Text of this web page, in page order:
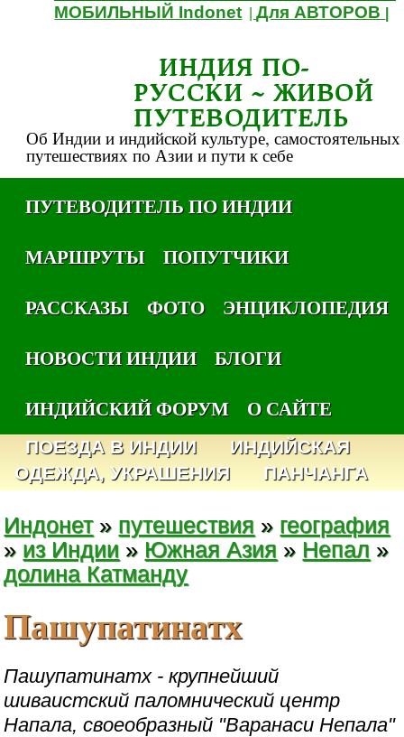
МОБИЛЬНЫЙ Indonet |Для АВТОРОВ
ИНДИЯ ПО-
РУССКИ ~ ЖИВОЙ
ПУТЕВОДИТЕЛЬ
Об Индии и индийской культуре, самостоятельных
путешествиях по Азии и пути к себе
ПУТЕВОДИТЕЛЬ ПО ИНДИИ
МАРШРУТЫ
ПОПУТЧИКИ
РАССКАЗЫ
ФОТО
ЭНЦИКЛОПЕДИЯ
НОВОСТИ ИНДИИ
БЛОГИ
ИНДИЙСКИЙ ФОРУМ
О САЙТЕ
ПОЕЗДА В ИНДИИ
ИНДИЙСКАЯ
ОДЕЖДА, УКРАШЕНИЯ
ПАНЧАНГА
Индонет» путешествия » география
» из Индии » Южная Азия » Непал »
долина Катманду
Пашупатинатх
Пашупатинатх - крупнейший
шиваистский паломнический центр
Напала, своеобразный "Варанаси Непала"